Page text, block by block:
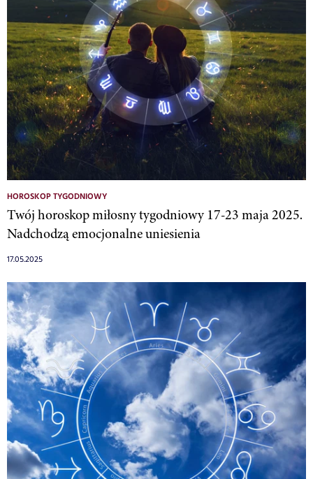
HOROSKOP TYGODNIOWY
Twój horoskop miłosny tygodniowy 17-23 maja 2025.
Nadchodzą emocjonalne uniesienia
17.05.2025